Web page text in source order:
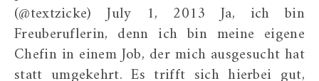
(@textzicke) July 1, 2013 Ja, ich bin
Freuberuflerin, denn ich bin meine eigene
Chefin in einem Job, der mich ausgesucht hat
statt umgekehrt. Es trifft sich hierbei gut,